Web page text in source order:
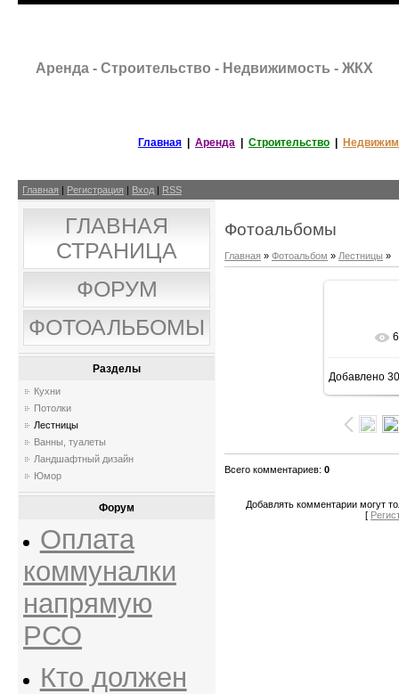
Аренда - Строительство - Недвижимость - ЖКХ
Главная Аренда Строительство
Главная Регистрация Вход RSS
ГЛАВНАЯ
СТРАНИЦА
ФОРУМ
ФОТОАЛЬБОМЫ
Разделы
Кухни
Потолки
Лестницы
Ванны, туалеты
Ландшафтный дизайн
Юмор
Форум
Оплата
коммуналки
напрямую
РСО
Кто должен
Фотоальбомы
Главная » Фотоальбом » Лестницы »
В
Добавлено
Всего комментариев: 0
Добавлять комментарии могут
[